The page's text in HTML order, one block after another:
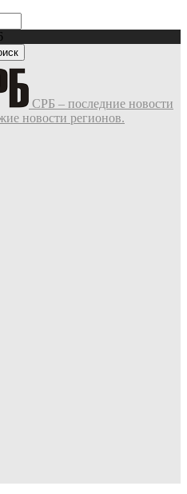
СРБ – последние новости
новости регионов.